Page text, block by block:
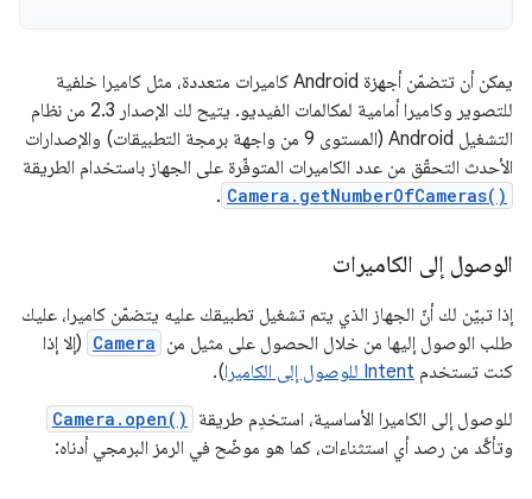
يمكن أن تتضمّن أجهزة Android كاميرات متعددة، مثل كاميرا خلفية
للتصوير وكاميرا أمامية لمكالمات الفيديو. يتيح لك الإصدار 2.3 من نظام
التشغيل Android (المستوى 9 من واجهة برمجة التطبيقات) والإصدارات
الأحدث التحقّق من عدد الكاميرات المتوفّرة على الجهاز باستخدام الطريقة
Camera.getNumberOfCameras()
.
الوصول إلى الكاميرات
إذا تبيّن لك أنّ الجهاز الذي يتم تشغيل تطبيقك عليه يتضمّن كاميرا، عليك
طلب الوصول إليها من خلال الحصول على مثيل من Camera (إلا إذا
كنت تستخدم Intent للوصول إلى الكاميرا
).
للوصول إلى الكاميرا الأساسية، استخدِم طريقة
Camera.open()
وتأكَّد من رصد أي استثناءات، كما هو موضّح في الرمز البرمجي أدناه: